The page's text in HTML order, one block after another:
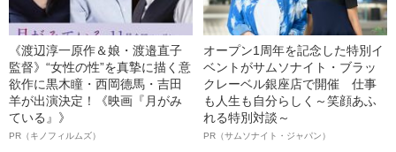
《渡辺淳一原作＆娘・渡邉直子
監督》“女性の性”を真摯に描く意
欲作に黒木瞳・西岡德馬・吉田
羊が出演決定！《映画『月がみ
ている』》
PR（キノフィルムズ）
オープン1周年を記念した特別イ
ベントがサムソナイト・ブラッ
クレーベル銀座店で開催 仕事
も人生も自分らしく～笑顔あふ
れる特別対談～
PR（サムソナイト・ジャパン）